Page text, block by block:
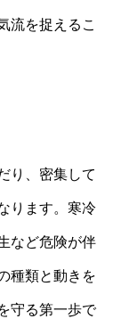
流を捉えるこ
り、密集して
ります。寒冷
など危険が伴
種類と動きを
守る第一歩で